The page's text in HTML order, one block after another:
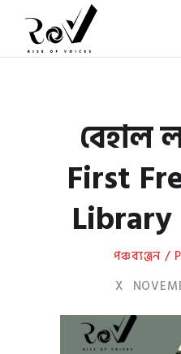
বেহাল
First
পঞ্চব্যঞ্জন /
X